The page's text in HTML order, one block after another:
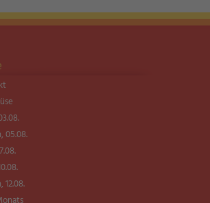
05.08.